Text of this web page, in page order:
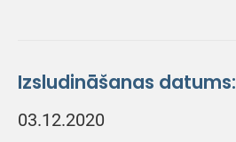
Izsludināšanas datums:
03.12.2020